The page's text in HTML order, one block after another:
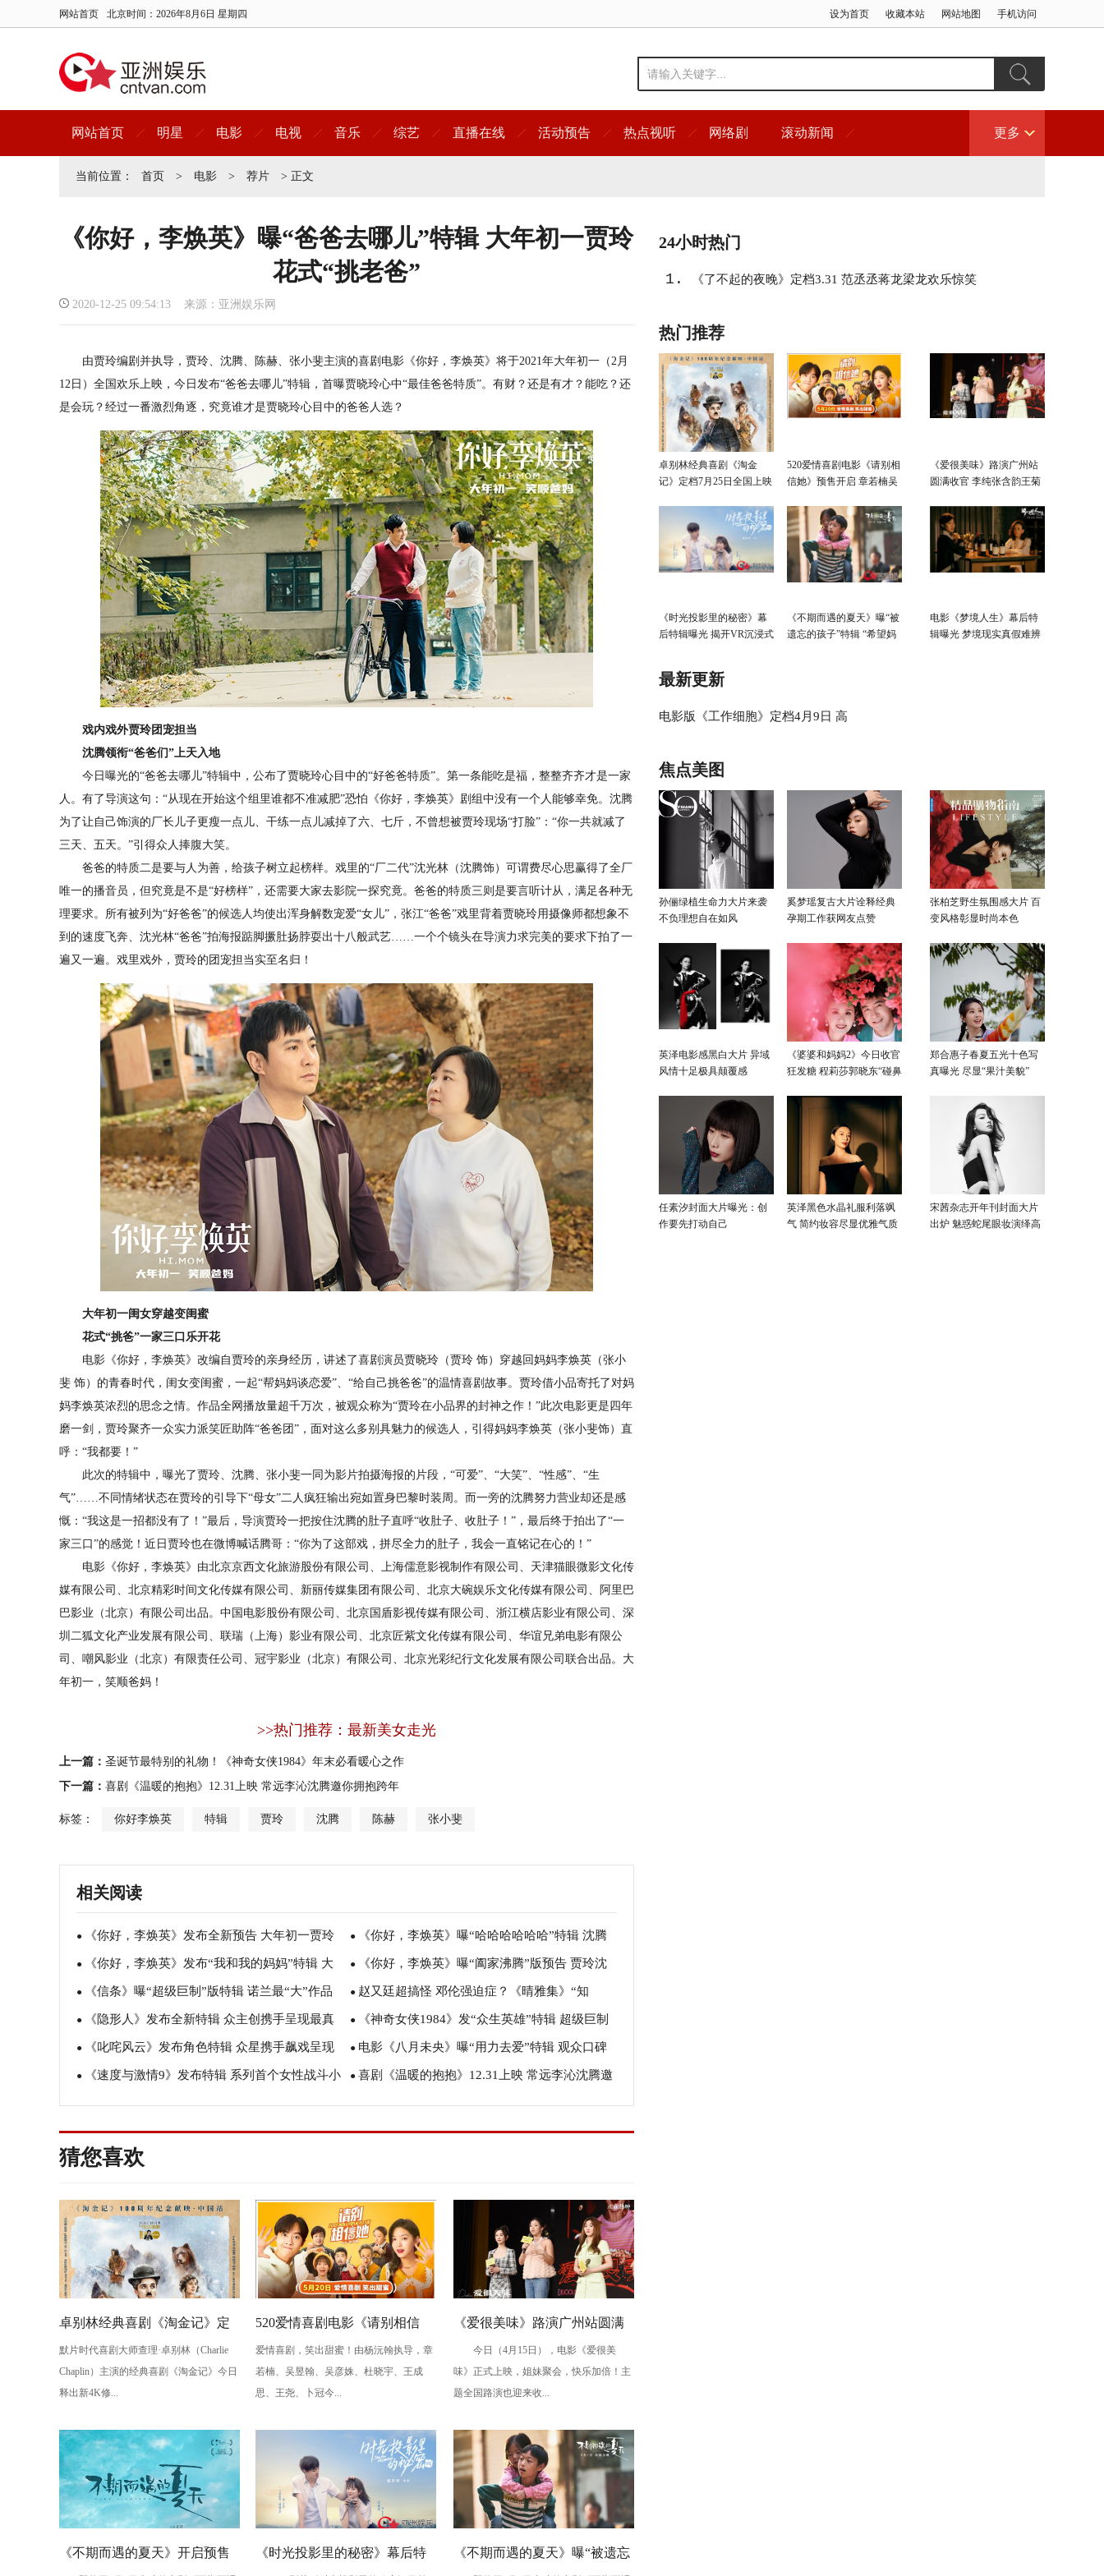
网站首页 北京时间： 2026年8月6日 星期四 设为首页 收藏本站 网站地图 手机访问
网站首页 明星 电影 电视 音乐 综艺 直播在线 活动预告 热点视听 网络剧 滚动新闻 更多
当前位置： 首页 > 电影 > 荐片 > 正文
《你好，李焕英》曝“爸爸去哪儿”特辑 大年初一贾玲
花式“挑老爸”
2020-12-25 09:54:13 来源：亚洲娱乐网
由贾玲编剧并执导，贾玲、沈腾、陈赫、张小斐主演的喜剧电影《你好，李焕英》将于2021年大年初一（2月
12日）全国欢乐上映，今日发布“爸爸去哪儿”特辑，首曝贾晓玲心中“最佳爸爸特质”。有财？还是有才？能吃？还
是会玩？经过一番激烈角逐，究竟谁才是贾晓玲心目中的爸爸人选？
戏内戏外贾玲团宠担当
沈腾领衔“爸爸们”上天入地
今日曝光的“爸爸去哪儿”特辑中，公布了贾晓玲心目中的“好爸爸特质”。第一条能吃是福，整整齐齐才是一家
人。有了导演这句：“从现在开始这个组里谁都不准减肥”恐怕《你好，李焕英》剧组中没有一个人能够幸免。沈腾
为了让自己饰演的厂长儿子更瘦一点儿、干练一点儿减掉了六、七斤，不曾想被贾玲现场“打脸”：“你一共就减了
三天、五天。”引得众人捧腹大笑。
爸爸的特质二是要与人为善，给孩子树立起榜样。戏里的“厂二代”沈光林（沈腾饰）可谓费尽心思赢得了全厂
唯一的播音员，但究竟是不是“好榜样”，还需要大家去影院一探究竟。爸爸的特质三则是要言听计从，满足各种无
理要求。所有被列为“好爸爸”的候选人均使出浑身解数宠爱“女儿”，张江“爸爸”戏里背着贾晓玲用摄像师都想象不
到的速度飞奔、沈光林“爸爸”拍海报踮脚撅肚扬脖耍出十八般武艺……一个个镜头在导演力求完美的要求下拍了一
遍又一遍。戏里戏外，贾玲的团宠担当实至名归！
大年初一闺女穿越变闺蜜
花式“挑爸”一家三口乐开花
电影《你好，李焕英》改编自贾玲的亲身经历，讲述了喜剧演员贾晓玲（贾玲 饰）穿越回妈妈李焕英（张小
斐 饰）的青春时代，闺女变闺蜜，一起“帮妈妈谈恋爱”、“给自己挑爸爸”的温情喜剧故事。贾玲借小品寄托了对妈
妈李焕英浓烈的思念之情。作品全网播放量超千万次，被观众称为“贾玲在小品界的封神之作！”此次电影更是四年
磨一剑，贾玲聚齐一众实力派笑匠助阵“爸爸团”，面对这么多别具魅力的候选人，引得妈妈李焕英（张小斐饰）直
呼：“我都要！”
此次的特辑中，曝光了贾玲、沈腾、张小斐一同为影片拍摄海报的片段，“可爱”、“大笑”、“性感”、“生
气”……不同情绪状态在贾玲的引导下“母女”二人疯狂输出宛如置身巴黎时装周。而一旁的沈腾努力营业却还是感
慨：“我这是一招都没有了！”最后，导演贾玲一把按住沈腾的肚子直呼“收肚子、收肚子！”，最后终于拍出了“一
家三口”的感觉！近日贾玲也在微博喊话腾哥：“你为了这部戏，拼尽全力的肚子，我会一直铭记在心的！”
电影《你好，李焕英》由北京京西文化旅游股份有限公司、上海儒意影视制作有限公司、天津猫眼微影文化传
媒有限公司、北京精彩时间文化传媒有限公司、新丽传媒集团有限公司、北京大碗娱乐文化传媒有限公司、阿里巴
巴影业（北京）有限公司出品。中国电影股份有限公司、北京国盾影视传媒有限公司、浙江横店影业有限公司、深
圳二狐文化产业发展有限公司、联瑞（上海）影业有限公司、北京匠紫文化传媒有限公司、华谊兄弟电影有限公
司、嘲风影业（北京）有限责任公司、冠宇影业（北京）有限公司、北京光彩纪行文化发展有限公司联合出品。大
年初一，笑顺爸妈！
>>热门推荐：最新美女走光
上一篇： 圣诞节最特别的礼物！《神奇女侠1984》年末必看暖心之作
下一篇： 喜剧《温暖的抱抱》12.31上映 常远李沁沈腾邀你拥抱跨年
标签： 你好李焕英 特辑 贾玲 沈腾 陈赫 张小斐
相关阅读
● 《你好，李焕英》发布全新预告 大年初一贾玲
张小斐沈腾“让你更高兴”
● 《你好，李焕英》曝“哈哈哈哈哈哈”特辑 沈腾
贾玲兄妹相爱相杀
● 《你好，李焕英》发布“我和我的妈妈”特辑 大
年初一温暖人心
● 《你好，李焕英》曝“阖家沸腾”版预告 贾玲沈
腾开启大年初一快乐源泉
● 《信条》曝“超级巨制”版特辑 诺兰最“大”作品
引爆全球影院
● 赵又廷超搞怪 邓伦强迫症？《晴雅集》“知
己”特辑猛料不断
● 《隐形人》发布全新特辑 众主创携手呈现最真
实的恐惧感
● 《神奇女侠1984》发“众生英雄”特辑 超级巨制
全面升级引爆大银幕
● 《叱咤风云》发布角色特辑 众星携手飙戏呈现
最真实劲爆赛车电影
● 电影《八月未央》曝“用力去爱”特辑 观众口碑
真实感动呼吁用力去爱
● 《速度与激情9》发布特辑 系列首个女性战斗小
组惊艳登场
● 喜剧《温暖的抱抱》12.31上映 常远李沁沈腾邀
你拥抱跨年
猜您喜欢
卓别林经典喜剧《淘金记》定
档7月25日全国上映
默片时代喜剧大师查理·卓别林（Charlie
Chaplin）主演的经典喜剧《淘金记》今日
释出新4K修...
520爱情喜剧电影《请别相信
她》预售开启 章若楠吴昱翰“假
戏真爱”
爱情喜剧，笑出甜蜜！由杨沅翰执导，章
若楠、吴昱翰、吴彦姝、杜晓宇、王成
思、王尧、卜冠今...
《爱很美味》路演广州站圆满
收官 李纯张含韵王菊剖白心迹
庆电影上映
今日（4月15日），电影《爱很美
味》正式上映，姐妹聚会，快乐加倍！主
题全国路演也迎来收...
《不期而遇的夏天》开启预售 《时光投影里的秘密》幕后特 《不期而遇的夏天》曝“被遗忘
24小时热门
1. 《了不起的夜晚》定档3.31 范丞丞蒋龙梁龙欢乐惊笑
热门推荐
卓别林经典喜剧《淘金
记》定档7月25日全国上映
520爱情喜剧电影《请别相
信她》预售开启 章若楠吴
《爱很美味》路演广州站
圆满收官 李纯张含韵王菊
《时光投影里的秘密》幕
后特辑曝光 揭开VR沉浸式
《不期而遇的夏天》曝“被
遗忘的孩子”特辑 “希望妈
电影《梦境人生》幕后特
辑曝光 梦境现实真假难辨
最新更新
电影版《工作细胞》定档4月9日 高
焦点美图
孙俪绿植生命力大片来袭
不负理想自在如风
奚梦瑶复古大片诠释经典
孕期工作获网友点赞
张柏芝野生氛围感大片 百
变风格彰显时尚本色
英泽电影感黑白大片 异域
风情十足极具颠覆感
《婆婆和妈妈2》今日收官
狂发糖 程莉莎郭晓东“碰鼻
郑合惠子春夏五光十色写
真曝光 尽显“果汁美貌”
任素汐封面大片曝光：创
作要先打动自己
英泽黑色水晶礼服利落飒
气 简约妆容尽显优雅气质
宋茜杂志开年刊封面大片
出炉 魅惑蛇尾眼妆演绎高